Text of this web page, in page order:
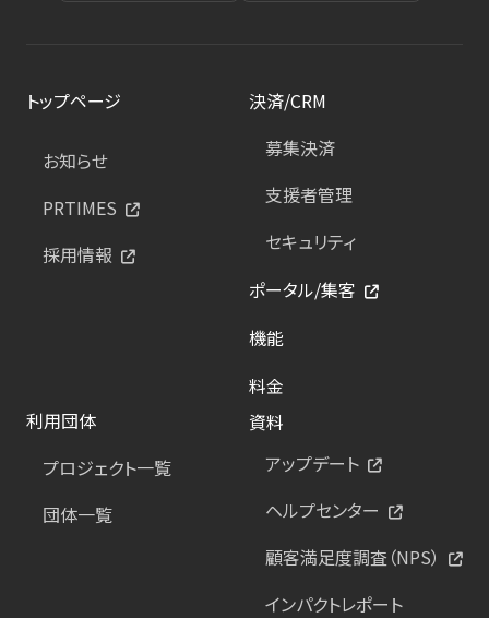
トップページ
お知らせ
PRTIMES
採用情報
決済/CRM
募集決済
支援者管理
セキュリティ
ポータル/集客
機能
料金
利用団体
プロジェクト一覧
団体一覧
資料
アップデート
ヘルプセンター
顧客満足度調査（NPS）
インパクトレポート